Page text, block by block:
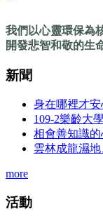
我們以心靈環保為
開發悲智和敬的生
新聞
身在哪裡才
109-2樂齡大
相會善知識
雲林成龍濕
more
活動